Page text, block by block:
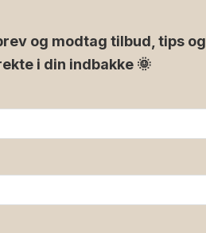
og modtag tilbud, tips og
i din indbakke 🌞